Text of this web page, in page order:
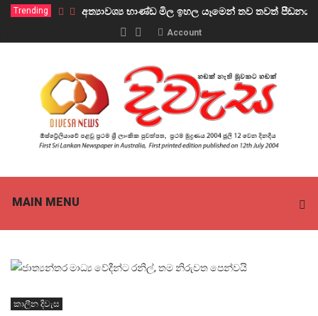
Trending අත්‍යාවශ්‍ය භාණ්ඩ මිල ඉහල යෑමෙන් තව තවත්
Account
MAIN MENU
කාලීන දිවැස